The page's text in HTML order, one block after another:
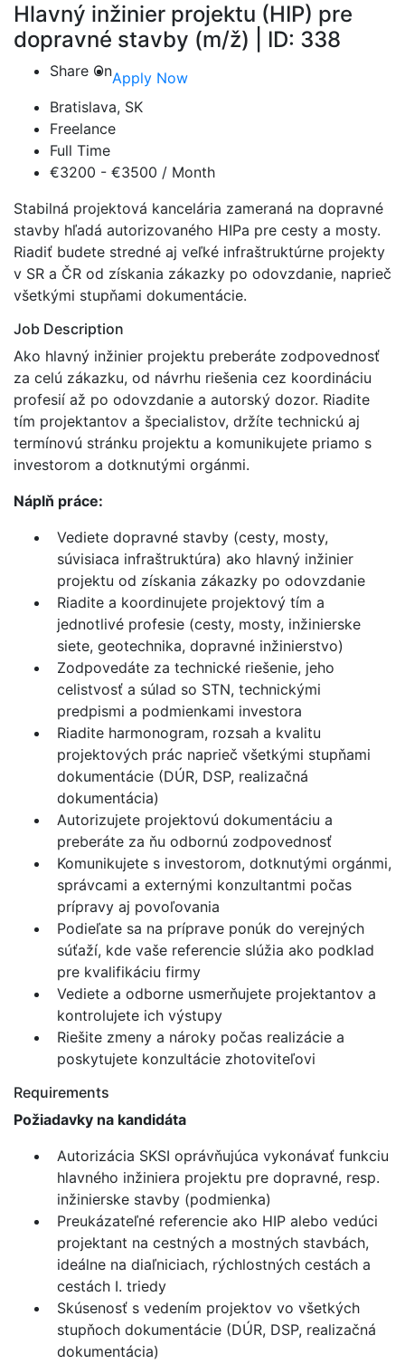
Hlavný inžinier projektu (HIP) pre
dopravné stavby (m/ž) | ID: 338
Share OnApply Now
Bratislava, SK
Freelance
Full Time
€3200 - €3500 / Month
Stabilná projektová kancelária zameraná na dopravné
stavby hľadá autorizovaného HIPa pre cesty a mosty.
Riadiť budete stredné aj veľké infraštruktúrne projekty
v SR a ČR od získania zákazky po odovzdanie, naprieč
všetkými stupňami dokumentácie.
Job Description
Ako hlavný inžinier projektu preberáte zodpovednosť
za celú zákazku, od návrhu riešenia cez koordináciu
profesií až po odovzdanie a autorský dozor. Riadite
tím projektantov a špecialistov, držíte technickú aj
termínovú stránku projektu a komunikujete priamo s
investorom a dotknutými orgánmi.
Náplň práce:
Vediete dopravné stavby (cesty, mosty,
súvisiaca infraštruktúra) ako hlavný inžinier
projektu od získania zákazky po odovzdanie
Riadite a koordinujete projektový tím a
jednotlivé profesie (cesty, mosty, inžinierske
siete, geotechnika, dopravné inžinierstvo)
Zodpovedáte za technické riešenie, jeho
celistvosť a súlad so STN, technickými
predpismi a podmienkami investora
Riadite harmonogram, rozsah a kvalitu
projektových prác naprieč všetkými stupňami
dokumentácie (DÚR, DSP, realizačná
dokumentácia)
Autorizujete projektovú dokumentáciu a
preberáte za ňu odbornú zodpovednosť
Komunikujete s investorom, dotknutými orgánmi,
správcami a externými konzultantmi počas
prípravy aj povoľovania
Podieľate sa na príprave ponúk do verejných
súťaží, kde vaše referencie slúžia ako podklad
pre kvalifikáciu firmy
Vediete a odborne usmerňujete projektantov a
kontrolujete ich výstupy
Riešite zmeny a nároky počas realizácie a
poskytujete konzultácie zhotoviteľovi
Requirements
Požiadavky na kandidáta
Autorizácia SKSI oprávňujúca vykonávať funkciu
hlavného inžiniera projektu pre dopravné, resp.
inžinierske stavby (podmienka)
Preukázateľné referencie ako HIP alebo vedúci
projektant na cestných a mostných stavbách,
ideálne na diaľniciach, rýchlostných cestách a
cestách I. triedy
Skúsenosť s vedením projektov vo všetkých
stupňoch dokumentácie (DÚR, DSP, realizačná
dokumentácia)